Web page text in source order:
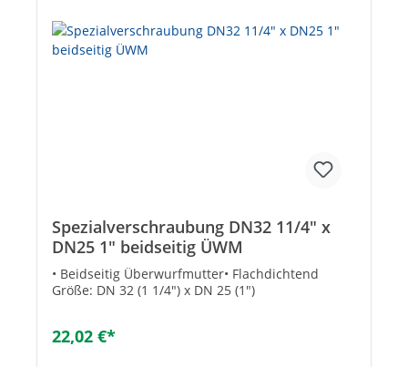
Spezialverschraubung DN32 11/4" x
DN25 1" beidseitig ÜWM
• Beidseitig Überwurfmutter• Flachdichtend
Größe: DN 32 (1 1/4") x DN 25 (1")
22,02 €*